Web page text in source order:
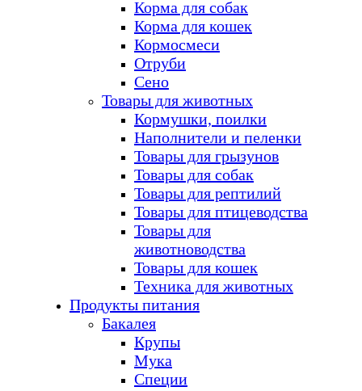
Корма для собак
Корма для кошек
Кормосмеси
Отруби
Сено
Товары для животных
Кормушки, поилки
Наполнители и пеленки
Товары для грызунов
Товары для собак
Товары для рептилий
Товары для птицеводства
Товары для
животноводства
Товары для кошек
Техника для животных
Продукты питания
Бакалея
Крупы
Мука
Специи